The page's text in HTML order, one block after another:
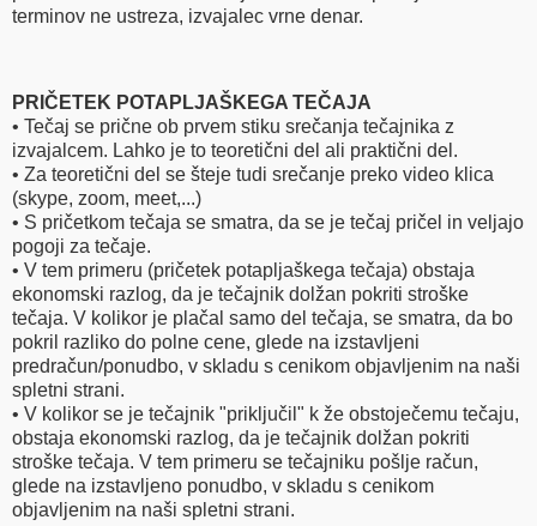
terminov ne ustreza, izvajalec vrne denar.
PRIČETEK POTAPLJAŠKEGA TEČAJA
• Tečaj se prične ob prvem stiku srečanja tečajnika z
izvajalcem. Lahko je to teoretični del ali praktični del.
• Za teoretični del se šteje tudi srečanje preko video klica
(skype, zoom, meet,...)
• S pričetkom tečaja se smatra, da se je tečaj pričel in veljajo
pogoji za tečaje.
• V tem primeru (pričetek potapljaškega tečaja) obstaja
ekonomski razlog, da je tečajnik dolžan pokriti stroške
tečaja. V kolikor je plačal samo del tečaja, se smatra, da bo
pokril razliko do polne cene, glede na izstavljeni
predračun/ponudbo, v skladu s cenikom objavljenim na naši
spletni strani.
• V kolikor se je tečajnik "priključil" k že obstoječemu tečaju,
obstaja ekonomski razlog, da je tečajnik dolžan pokriti
stroške tečaja. V tem primeru se tečajniku pošlje račun,
glede na izstavljeno ponudbo, v skladu s cenikom
objavljenim na naši spletni strani.